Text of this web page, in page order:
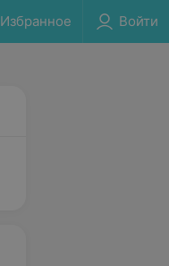
Избранное Войти